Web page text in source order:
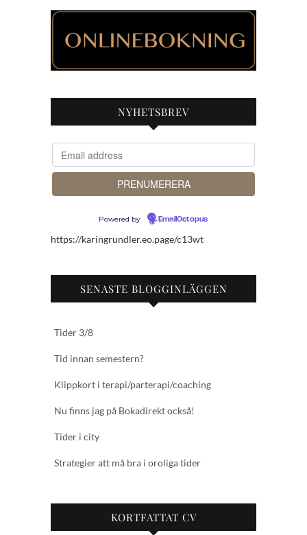
NYHETSBREV
Powered by EmailOctopus
https://karingrundler.eo.page/c13wt
SENASTE BLOGGINLÄGGEN
Tider 3/8
Tid innan semestern?
Klippkort i terapi/parterapi/coaching
Nu finns jag på Bokadirekt också!
Tider i city
Strategier att må bra i oroliga tider
KORTFATTAT CV